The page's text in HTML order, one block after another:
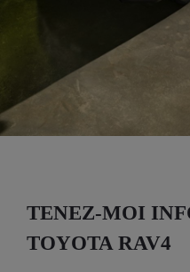
TENEZ-MOI
TOYOTA RAV4